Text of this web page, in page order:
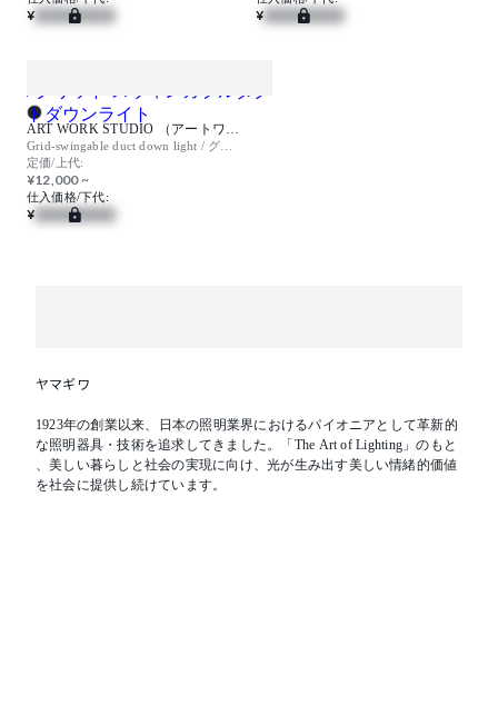
¥ ¥
ART WORK STUDIO （アートワークスタジオ）
Grid-swingable duct down light / グリッド スウィンガブルダクトダウンライト
定価/上代:
¥12,000 ~
仕入価格/下代:
¥
ヤマギワ
1923年の創業以来、日本の照明業界におけるパイオニアとして革新的
な照明器具・技術を追求してきました。「The Art of Lighting」のもと
、美しい暮らしと社会の実現に向け、光が生み出す美しい情緒的価値
を社会に提供し続けています。